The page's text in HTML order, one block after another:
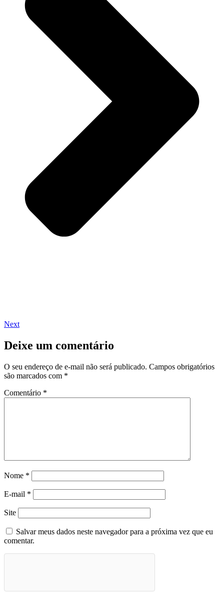
Next
Deixe um comentário
O seu endereço de e-mail não será publicado. Campos obrigatórios
são marcados com *
Comentário *
Nome *
E-mail *
Site
Salvar meus dados neste navegador para a próxima vez que eu
comentar.